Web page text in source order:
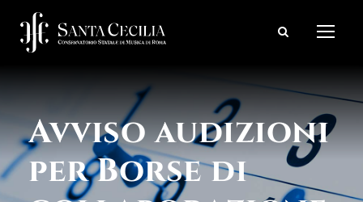
Avviso audizioni
per Borse di